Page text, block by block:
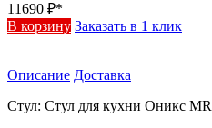
11690 ₽*
В корзину Заказать в 1 клик
Описание Доставка
Стул: Стул для кухни Оникс